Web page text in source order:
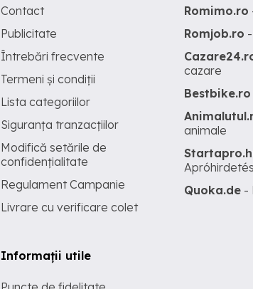
Contact
Publicitate
Întrebări frecvente
Termeni și condiții
Lista categoriilor
Siguranța tranzacțiilor
Modifică setările de
confidențialitate
Regulament Campanie
Livrare cu verificare colet
Informații utile
Romimo.ro
Romjob.ro
cazare
Bestbike.ro
animale
Apróhirdetés
Quoka.de -